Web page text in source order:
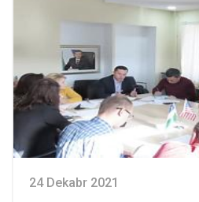
24 Dekabr 2021